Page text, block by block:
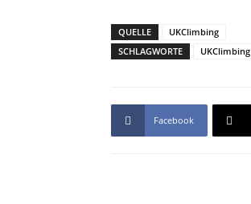
QUELLE
UKClimbing
SCHLAGWORTE
UKClimbing
Facebook